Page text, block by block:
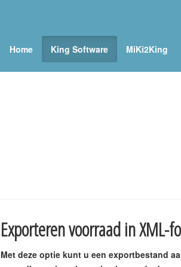
Home King Software MiKi2King
Exporteren voorraad in XML-
Met deze optie kunt u een exportbestand